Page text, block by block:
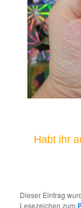
Habt ihr
Dieser Eintrag
Lesezeichen zum